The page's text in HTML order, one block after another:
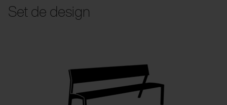
Set de design